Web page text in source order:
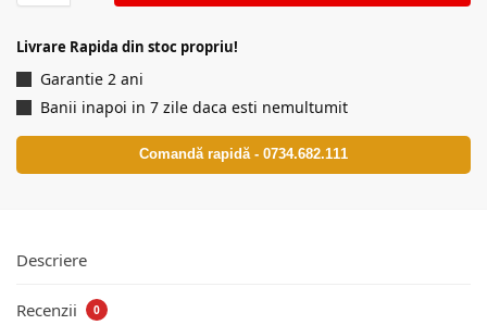
Livrare Rapida din stoc propriu!
Garantie 2 ani
Banii inapoi in 7 zile daca esti nemultumit
Comandă rapidă - 0734.682.111
Descriere
Recenzii 0